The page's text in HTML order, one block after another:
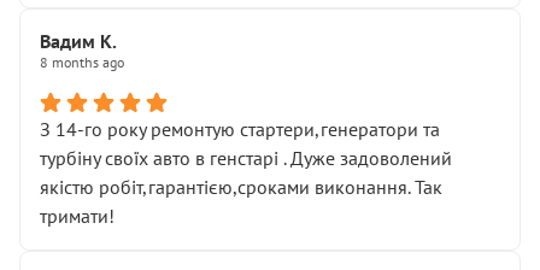
Вадим К.
8 months ago
З 14-го року ремонтую стартери,генератори та
турбіну своїх авто в генстарі . Дуже задоволений
якістю робіт,гарантією,сроками виконання. Так
тримати!